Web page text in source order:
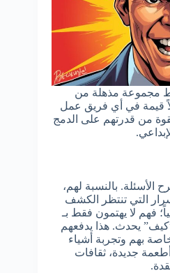
مجموعة مذهلة من
قيمة في أي فريق عمل
من قدرتهم على الدمج
بالنسبة لهم،
التي تنتظر الكشف
فهم لا يهتمون فقط بـ
يحدث. هذا يدفعهم
بهم وتجربة أشياء
جديدة، ثقافات